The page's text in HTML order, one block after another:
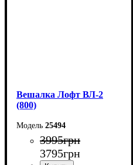
Вешалка Лофт ВЛ-2
(800)
25494
3995грн
3795грн